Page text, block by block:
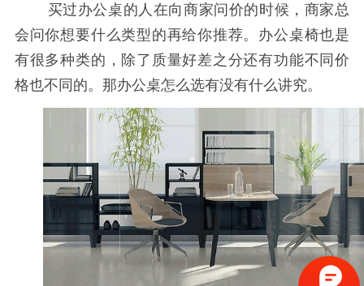
买过办公桌的人在向商家问价的时候，商家总
会问你想要什么类型的再给你推荐。办公桌椅也是
有很多种类的，除了质量好差之分还有功能不同价
格也不同的。那办公桌怎么选有没有什么讲究。